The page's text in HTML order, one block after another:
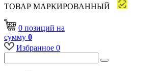
ТОВАР МАРКИРОВАННЫЙ
0 позиций на
сумму 0
Избранное 0